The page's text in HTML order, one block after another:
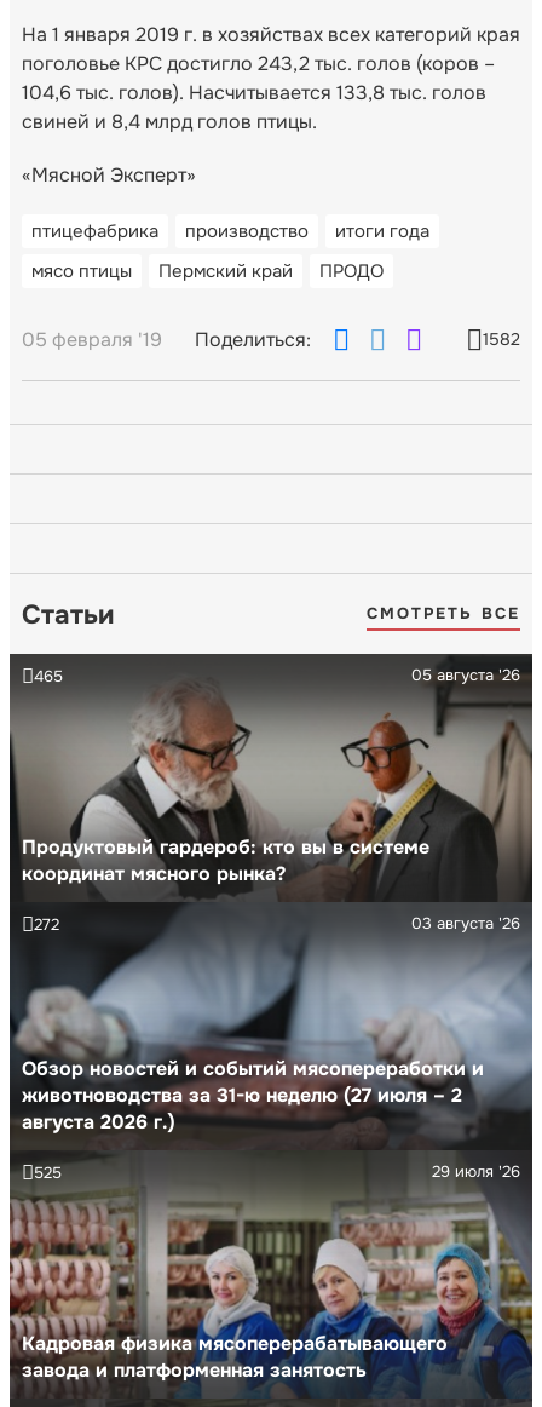
На 1 января 2019 г. в хозяйствах всех категорий края
поголовье КРС достигло 243,2 тыс. голов (коров –
104,6 тыс. голов). Насчитывается 133,8 тыс. голов
свиней и 8,4 млрд голов птицы.
«Мясной Эксперт»
птицефабрика производство
итоги года
мясо птицы
Пермский край ПРОДО
05 февраля '19 Поделиться: 1582
Статьи СМОТРЕТЬ ВСЕ
Продуктовый гардероб: кто вы в системе
координат мясного рынка?
05 августа '26
465
Обзор новостей и событий мясопереработки и
животноводства за 31-ю неделю (27 июля – 2
августа 2026 г.)
03 августа '26
272
Кадровая физика мясоперерабатывающего
завода и платформенная занятость
29 июля '26
525